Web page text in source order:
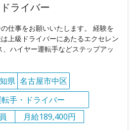
ライバー
仕事をお願いいたします。 経験を
上級ドライバーにあたるエクセレン
、ハイヤー運転手などステップアッ
県 名古屋市中区
手・ドライバー
月給189,400円